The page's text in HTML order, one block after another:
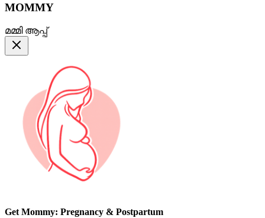
MOMMY
മമ്മി ആപ്പ്
Get Mommy: Pregnancy & Postpartum